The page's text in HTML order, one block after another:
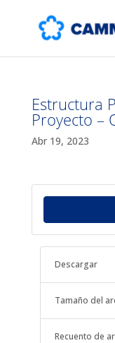
Estructura
Proyecto –
Abr 19, 2023
Descargar
Tamaño del
Recuento de